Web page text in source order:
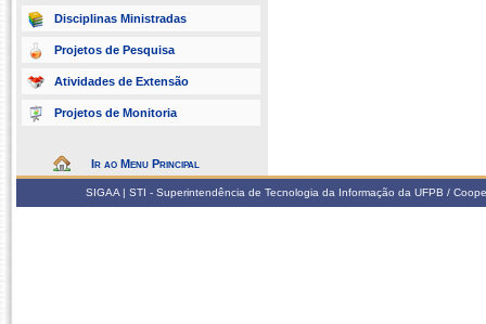
Disciplinas Ministradas
Projetos de Pesquisa
Atividades de Extensão
Projetos de Monitoria
Ir ao Menu Principal
SIGAA | STI - Superintendência de Tecnologia da Informação da UFPB /